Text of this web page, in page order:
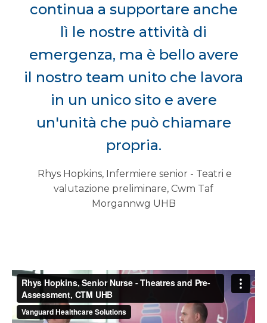
continua a supportare anche
lì le nostre attività di
emergenza, ma è bello avere
il nostro team unito che lavora
in un unico sito e avere
un'unità che può chiamare
propria.
Rhys Hopkins, Infermiere senior - Teatri e
valutazione preliminare, Cwm Taf
Morgannwg UHB